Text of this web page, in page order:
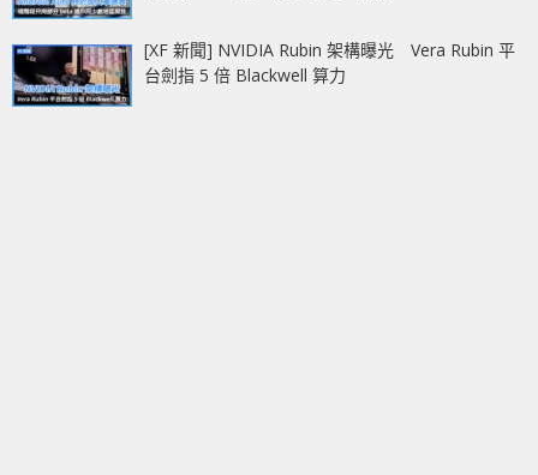
[XF 新聞] NVIDIA Rubin 架構曝光 Vera Rubin 平
台劍指 5 倍 Blackwell 算力